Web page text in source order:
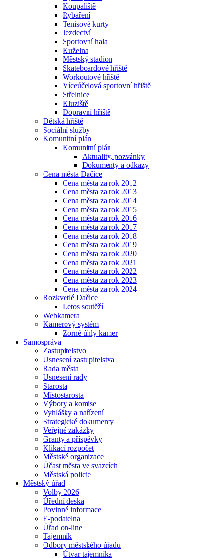
Koupaliště
Rybaření
Tenisové kurty
Jezdectví
Sportovní hala
Kuželna
Městský stadion
Skateboardové hřiště
Workoutové hřiště
Víceúčelová sportovní hřiště
Střelnice
Kluziště
Dopravní hřiště
Dětská hřiště
Sociální služby
Komunitní plán
Komunitní plán
Aktuality, pozvánky
Dokumenty a odkazy
Cena města Dačice
Cena města za rok 2012
Cena města za rok 2013
Cena města za rok 2014
Cena města za rok 2015
Cena města za rok 2016
Cena města za rok 2017
Cena města za rok 2018
Cena města za rok 2019
Cena města za rok 2020
Cena města za rok 2021
Cena města za rok 2022
Cena města za rok 2023
Cena města za rok 2024
Rozkvetlé Dačice
Letos soutěží
Webkamera
Kamerový systém
Zorné úhly kamer
Samospráva
Zastupitelstvo
Usnesení zastupitelstva
Rada města
Usnesení rady
Starosta
Místostarosta
Výbory a komise
Vyhlášky a nařízení
Strategické dokumenty
Veřejné zakázky
Granty a příspěvky
Klikací rozpočet
Městské organizace
Účast města ve svazcích
Městská policie
Městský úřad
Volby 2026
Úřední deska
Povinné informace
E-podatelna
Úřad on-line
Tajemník
Odbory městského úřadu
Útvar tajemníka